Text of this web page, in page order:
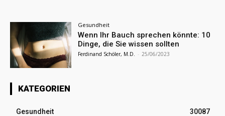
Gesundheit
Wenn Ihr Bauch sprechen könnte: 10
Dinge, die Sie wissen sollten
Ferdinand Schöler, M.D. - 25/06/2023
KATEGORIEN
Gesundheit
30087